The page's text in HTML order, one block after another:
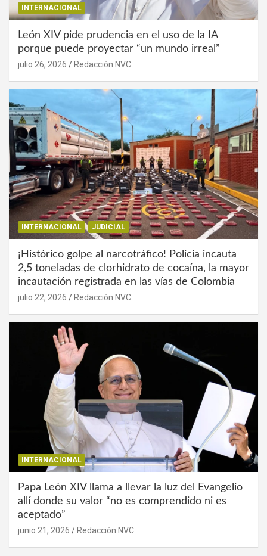
INTERNACIONAL
León XIV pide prudencia en el uso de la IA
porque puede proyectar “un mundo irreal”
julio 26, 2026 Redacción NVC
INTERNACIONAL JUDICIAL
¡Histórico golpe al narcotráfico! Policía incauta
2,5 toneladas de clorhidrato de cocaína, la mayor
incautación registrada en las vías de Colombia
julio 22, 2026 Redacción NVC
INTERNACIONAL
Papa León XIV llama a llevar la luz del Evangelio
allí donde su valor “no es comprendido ni es
aceptado”
junio 21, 2026 Redacción NVC